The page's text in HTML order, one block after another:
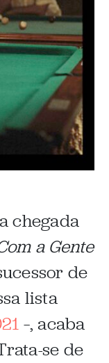
chegada
a Gente
de
lista
–, acaba
se de